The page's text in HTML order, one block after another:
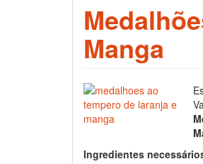
Manga
Ingredientes